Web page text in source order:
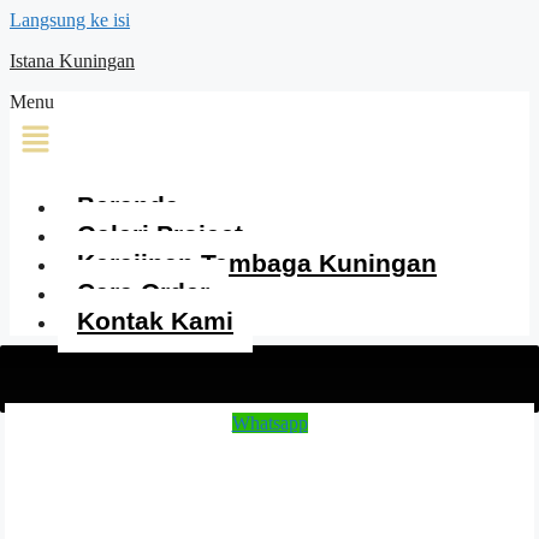
Langsung ke isi
Istana Kuningan
Menu
Beranda
Galeri Project
Kerajinan Tembaga Kuningan
Cara Order
Kontak Kami
Whatsapp